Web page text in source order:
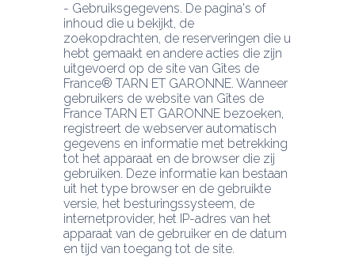
- Gebruiksgegevens. De pagina's of
inhoud die u bekijkt, de
zoekopdrachten, de reserveringen die u
hebt gemaakt en andere acties die zijn
uitgevoerd op de site van Gîtes de
France® TARN ET GARONNE. Wanneer
gebruikers de website van Gîtes de
France TARN ET GARONNE bezoeken,
registreert de webserver automatisch
gegevens en informatie met betrekking
tot het apparaat en de browser die zij
gebruiken. Deze informatie kan bestaan
uit het type browser en de gebruikte
versie, het besturingssysteem, de
internetprovider, het IP-adres van het
apparaat van de gebruiker en de datum
en tijd van toegang tot de site.